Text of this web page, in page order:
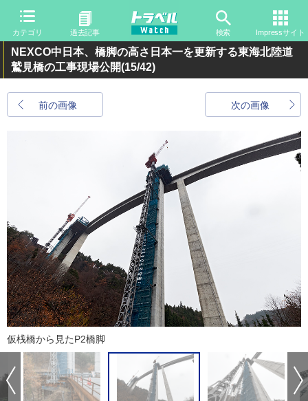
カテゴリ 過去記事 検索 Impressサイト
NEXCO中日本、橋脚の高さ日本一を更新する東海北陸道
鷲見橋の工事現場公開(15/42)
前の画像 次の画像
仮桟橋から見たP2橋脚